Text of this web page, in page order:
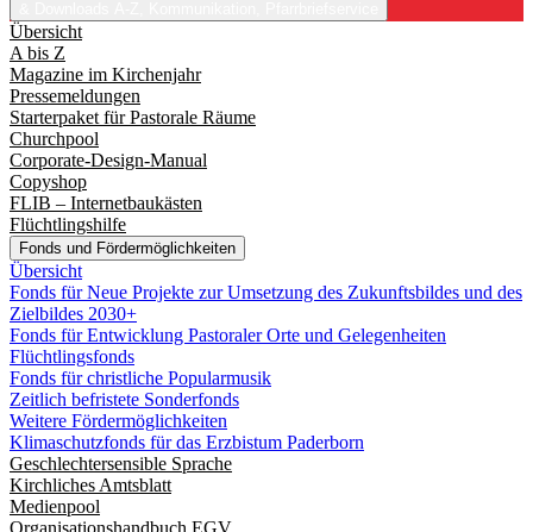
Übersicht
A bis Z
Magazine im Kirchenjahr
Pressemeldungen
Starterpaket für Pastorale Räume
Churchpool
Corporate-Design-Manual
Copyshop
FLIB – Internetbaukästen
Flüchtlingshilfe
Fonds und Fördermöglichkeiten
Übersicht
Fonds für Neue Projekte zur Umsetzung des Zukunftsbildes und des
Zielbildes 2030+
Fonds für Entwicklung Pastoraler Orte und Gelegenheiten
Flüchtlingsfonds
Fonds für christliche Popularmusik
Zeitlich befristete Sonderfonds
Weitere Fördermöglichkeiten
Klimaschutzfonds für das Erzbistum Paderborn
Geschlechtersensible Sprache
Kirchliches Amtsblatt
Medienpool
Organisationshandbuch EGV